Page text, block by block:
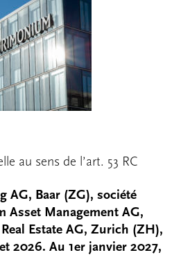
au sens de l’art. 53 RC
AG, Baar (ZG), société
Asset Management AG,
Estate AG, Zurich (ZH),
2026. Au 1er janvier 2027,